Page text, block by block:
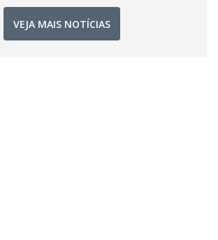
VEJA MAIS NOTÍCIAS